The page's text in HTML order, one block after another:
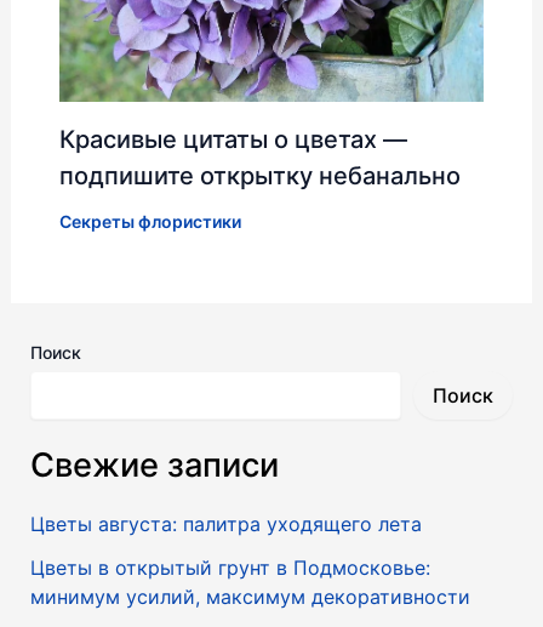
Красивые цитаты о цветах —
подпишите открытку небанально
Секреты флористики
Поиск
Поиск
Свежие записи
Цветы августа: палитра уходящего лета
Цветы в открытый грунт в Подмосковье:
минимум усилий, максимум декоративности